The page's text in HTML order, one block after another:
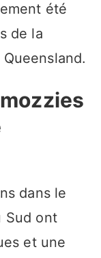
été
de la
dans le
Sud ont
et une